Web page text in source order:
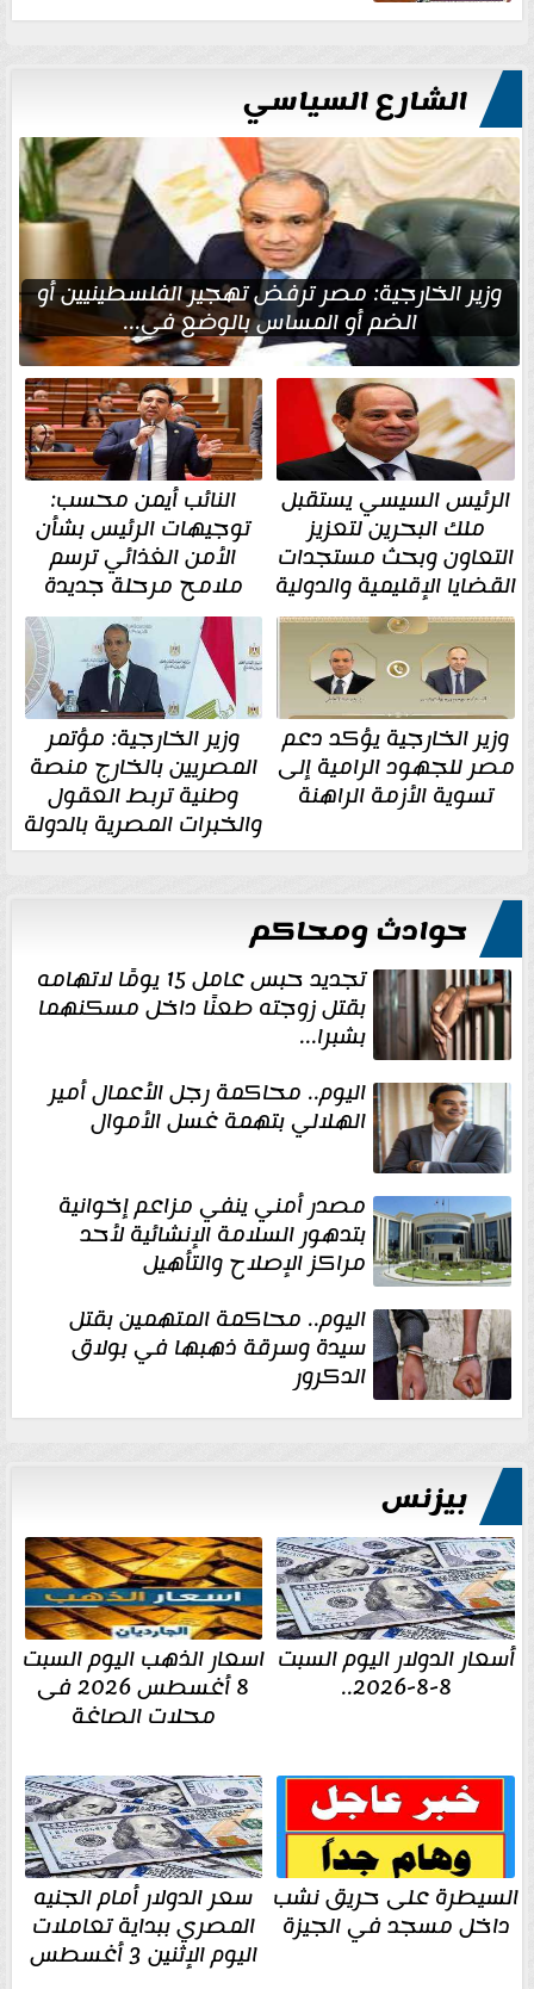
الشارع السياسي
وزير الخارجية: مصر ترفض تهجير الفلسطينيين أو
الضم أو المساس بالوضع في...
الرئيس السيسي يستقبل
ملك البحرين لتعزيز
التعاون وبحث مستجدات
القضايا الإقليمية والدولية
النائب أيمن محسب:
توجيهات الرئيس بشأن
الأمن الغذائي ترسم
ملامح مرحلة جديدة
وزير الخارجية يؤكد دعم
مصر للجهود الرامية إلى
تسوية الأزمة الراهنة
وزير الخارجية: مؤتمر
المصريين بالخارج منصة
وطنية تربط العقول
والخبرات المصرية بالدولة
حوادث ومحاكم
تجديد حبس عامل 15 يومًا لاتهامه
بقتل زوجته طعنًا داخل مسكنهما
بشبرا...
اليوم.. محاكمة رجل الأعمال أمير
الهلالي بتهمة غسل الأموال
مصدر أمني ينفي مزاعم إخوانية
بتدهور السلامة الإنشائية لأحد
مراكز الإصلاح والتأهيل
اليوم.. محاكمة المتهمين بقتل
سيدة وسرقة ذهبها في بولاق
الدكرور
بيزنس
أسعار الدولار اليوم السبت
8-8-2026..
اسعار الذهب اليوم السبت
8 أغسطس 2026 فى
محلات الصاغة
السيطرة على حريق نشب
داخل مسجد في الجيزة
سعر الدولار أمام الجنيه
المصري ببداية تعاملات
اليوم الإثنين 3 أغسطس